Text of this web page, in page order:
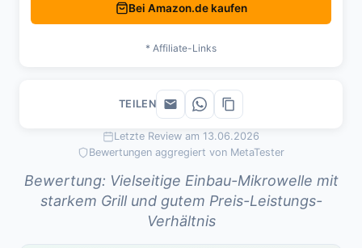
Letzte Review am 13.06.2026
Bewertungen aggregiert von MetaTester
Bewertung: Vielseitige Einbau-Mikrowelle mit
starkem Grill und gutem Preis-Leistungs-
Verhältnis
Bei Amazon.de kaufen
* Affiliate-Links
TEILEN